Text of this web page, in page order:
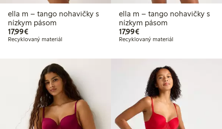
ella m – tango nohavičky s
nízkym pásom
17,99€17,99 €
Recyklovaný materiál
ella m – tango nohavičky s
nízkym pásom
17,99€17,99 €
Recyklovaný materiál